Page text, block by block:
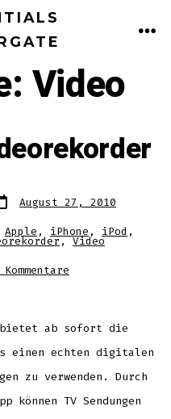
Video
August 27, 2010
Apple , iPhone , iPod ,
,Video
iPhone
bietet ab sofort die
einen echten digitalen
zu verwenden. Durch
können TV Sendungen